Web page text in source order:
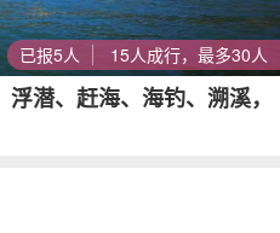
已报5人 15人成行，最多30人
浮潜、赶海、海钓、溯溪，